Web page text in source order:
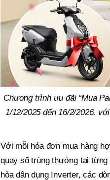
Chương trình ưu đãi “Mua
1/12/2025 đến 16/2/2026,
Với mỗi hóa đơn mua hàng
quay số trúng thưởng tại
hòa dân dụng Inverter, các